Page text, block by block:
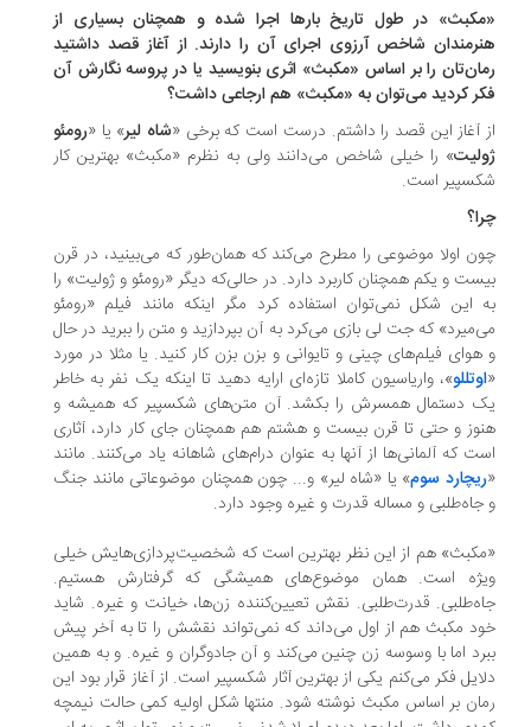
در طول تاریخ بارها اجرا شده و همچنان بسیاری از
شاخص آرزوی اجرای آن را دارند. از آغاز قصد داشتید
را بر اساس «مکبث» اثری بنویسید یا در پروسه نگارش آن
کردید می‌توان به «مکبث» هم ارجاعی داشت؟
آغاز این قصد را داشتم. درست است که برخی «شاه لیر» یا «رومئو
» را خیلی شاخص می‌دانند ولی به نظرم «مکبث» بهترین کار
است.
اولا موضوعی را مطرح می‌کند که همان‌طور که می‌بینید، در قرن
و یکم همچنان کاربرد دارد. در حالی‌که دیگر «رومئو و ژولیت» را
این شکل نمی‌توان استفاده کرد مگر اینکه مانند فیلم «رومئو
که جت لی بازی می‌کرد به آن بپردازید و متن را ببرید در حال
فیلم‌های چینی و تایوانی و بزن بزن کار کنید. یا مثلا در مورد
»، واریاسیون کاملا تازه‌ای ارایه دهید تا اینکه یک نفر به خاطر
دستمال همسرش را بکشد. آن متن‌های شکسپیر که همیشه و
و حتی تا قرن بیست و هشتم هم همچنان جای کار دارد، آثاری
که آلمانی‌ها از آنها به عنوان درام‌های شاهانه یاد می‌کنند. مانند
سوم» یا «شاه لیر» و... چون همچنان موضوعاتی مانند جنگ
و مساله قدرت و غیره وجود دارد.
هم از این نظر بهترین است که شخصیت‌پردازی‌هایش خیلی
است. همان موضوع‌های همیشگی که گرفتارش هستیم.
قدرت‌طلبی. نقش تعیین‌کننده زن‌ها، خیانت و غیره. شاید
مکبث هم از اول می‌داند که نمی‌تواند نقشش را تا به آخر پیش
اما با وسوسه زن چنین می‌کند و آن جادوگران و غیره. و به همین
فکر می‌کنم یکی از بهترین آثار شکسپیر است. از آغاز قرار بود این
بر اساس مکبث نوشته شود. منتها شکل اولیه کمی حالت نیمچه